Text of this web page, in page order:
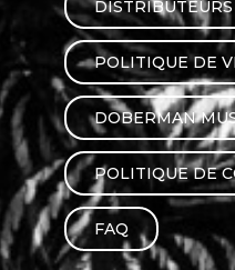
AUTRES PRODUITS
DISTRIBUTEURS
POLITIQUE DE
DOBERMAN
POLITIQUE DE
FAQ